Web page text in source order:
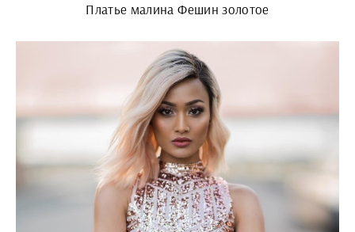
Платье малина Фешин золотое